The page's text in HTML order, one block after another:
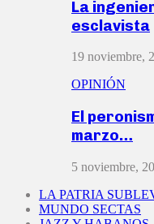
La
esclavista
19 noviembre,
OPINIÓN
El
marzo…
5 noviembre,
LA PATRIA
MUNDO SECTAS